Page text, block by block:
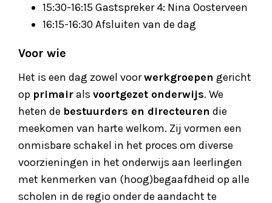
15:30-16:15 Gastspreker 4: Nina Oosterveen
16:15-16:30 Afsluiten van de dag
Voor wie
Het is een dag zowel voorwerkgroepen gericht
op primairals voortgezet onderwijs. We
heten de bestuurders en directeuren die
meekomen van harte welkom. Zij vormen een
onmisbare schakel in het proces om diverse
voorzieningen in het onderwijs aan leerlingen
met kenmerken van (hoog)begaafdheid op alle
scholen in de regio onder de aandacht te